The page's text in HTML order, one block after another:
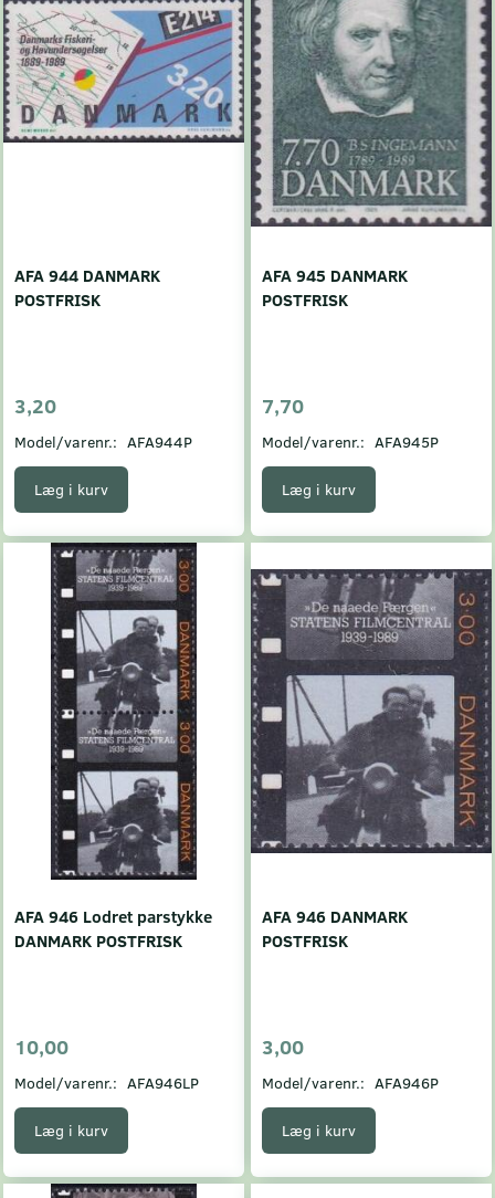
AFA 944 DANMARK
POSTFRISK
3,20
Model/varenr.: AFA944P
Læg i kurv
AFA 945 DANMARK
POSTFRISK
7,70
Model/varenr.: AFA945P
Læg i kurv
AFA 946 Lodret parstykke
DANMARK POSTFRISK
10,00
Model/varenr.: AFA946LP
Læg i kurv
AFA 946 DANMARK
POSTFRISK
3,00
Model/varenr.: AFA946P
Læg i kurv